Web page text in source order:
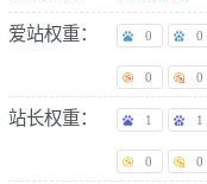
爱站权重： 0 0
0 0
站长权重： 1 1
0 0